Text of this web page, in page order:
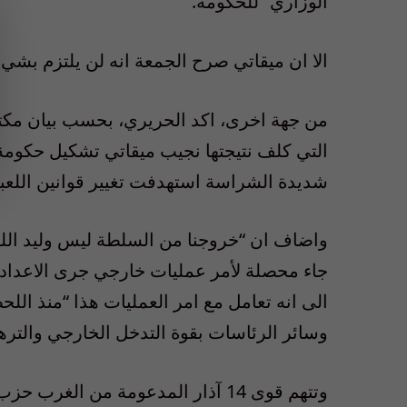
الا ان ميقاتي صرح الجمعة انه لن يلتزم
من جهة اخرى، اكد الحريري، بحسب بيان
التي كلف نتيجتها نجيب ميقاتي تشكيل
شديدة الشراسة استهدفت تغيير قوانين
واضاف ان “خروجنا من السلطة ليس وليد
جاء محصلة لأمر عمليات خارجي جرى
الى انه تعامل مع امر العمليات هذا “منذ
وسائر الرئاسات بقوة التدخل الخارجي
وتتهم قوى 14 آذار المدعومة من